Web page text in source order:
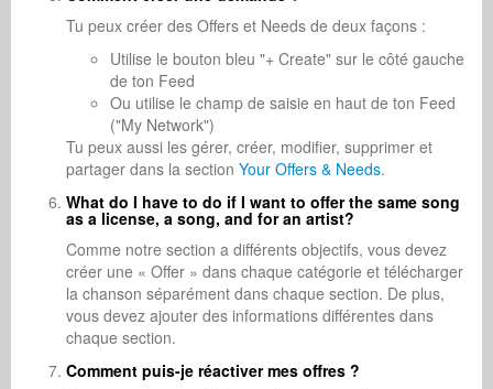
Tu peux créer des Offers et Needs de deux façons :
Utilise le bouton bleu "+ Create" sur le côté gauche
de ton Feed
Ou utilise le champ de saisie en haut de ton Feed
("My Network")
Tu peux aussi les gérer, créer, modifier, supprimer et
partager dans la section Your Offers & Needs.
What do I have to do if I want to offer the same song
as a license, a song, and for an artist?
Comme notre section a différents objectifs, vous devez
créer une « Offer » dans chaque catégorie et télécharger
la chanson séparément dans chaque section. De plus,
vous devez ajouter des informations différentes dans
chaque section.
Comment puis-je réactiver mes offres ?